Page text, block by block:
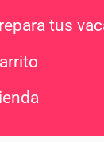
tus